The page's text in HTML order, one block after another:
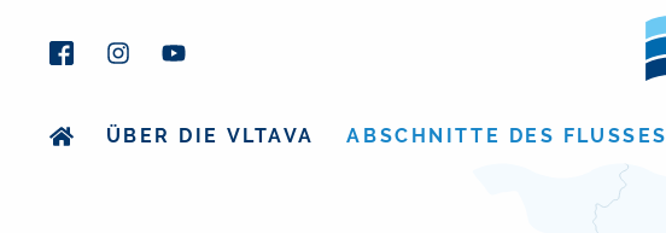
ÜBER DIE VLTAVA ABSCHNITTE DES FLUSSES